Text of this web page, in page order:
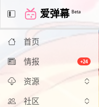
爱弹幕 Beta
首页
情报
+24
资源
社区